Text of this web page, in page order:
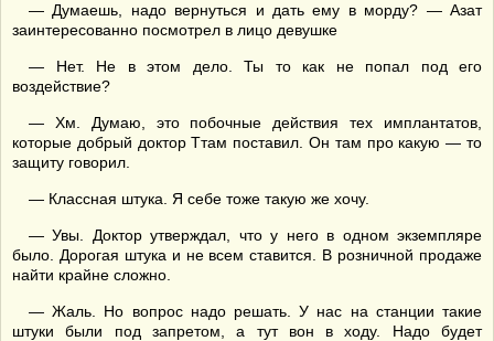
— Думаешь, надо вернуться и дать ему в морду? — Азат
заинтересованно посмотрел в лицо девушке
— Нет. Не в этом дело. Ты то как не попал под его
воздействие?
— Хм. Думаю, это побочные действия тех имплантатов,
которые добрый доктор Ттам поставил. Он там про какую — то
защиту говорил.
— Классная штука. Я себе тоже такую же хочу.
— Увы. Доктор утверждал, что у него в одном экземпляре
было. Дорогая штука и не всем ставится. В розничной продаже
найти крайне сложно.
— Жаль. Но вопрос надо решать. У нас на станции такие
штуки были под запретом, а тут вон в ходу. Надо будет